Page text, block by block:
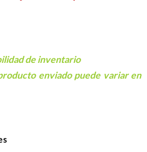
de inventario
enviado puede variar en